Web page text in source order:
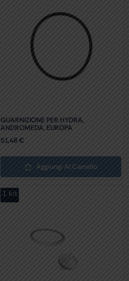
GUARNIZIONE PER HYDRA,
ANDROMEDA, EUROPA
51,48€
Aggiungi Al Carrello
1 kit